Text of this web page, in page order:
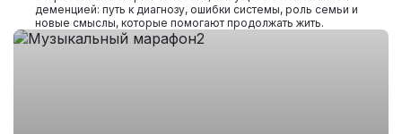
деменцией: путь к диагнозу, ошибки системы, роль семьи и
новые смыслы, которые помогают продолжать жить.